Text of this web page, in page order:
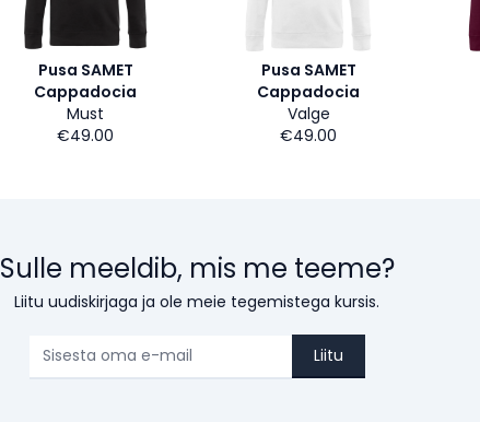
Pusa SAMET
Cappadocia
Must
€49.00
Pusa SAMET
Cappadocia
Valge
€49.00
Sulle meeldib, mis me teeme?
Liitu uudiskirjaga ja ole meie tegemistega kursis.
Liitu